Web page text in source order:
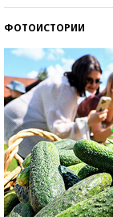
ФОТОИСТОРИИ